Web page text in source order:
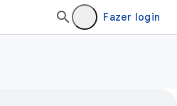
Fazer login